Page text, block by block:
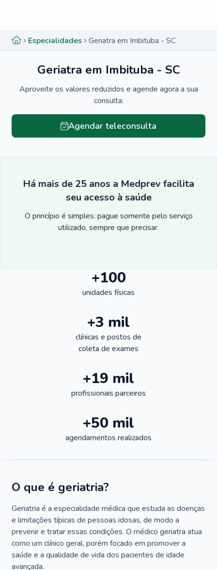
Especialidades Geriatra em Imbituba - SC
Geriatra em Imbituba - SC
Aproveite os valores reduzidos e agende agora a sua
consulta.
Agendar teleconsulta
Há mais de 25 anos a Medprev facilita
seu acesso à saúde
O princípio é simples: pague somente pelo serviço
utilizado, sempre que precisar.
+100
unidades físicas
+3 mil
clínicas e postos de
coleta de exames
+19 mil
profissionais parceiros
+50 mil
agendamentos realizados
O que é geriatria?
Geriatria é a especialidade médica que estuda as doenças
e limitações típicas de pessoas idosas, de modo a
prevenir e tratar essas condições. O médico geriatra atua
como um clínico geral, porém focado em promover a
saúde e a qualidade de vida dos pacientes de idade
avançada.